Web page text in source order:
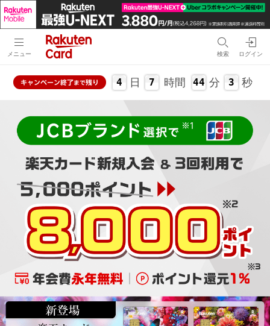
メニュー 検索 ログイン
キャンペーン終了まで残り 4 日 7 時間 44 分 2 秒